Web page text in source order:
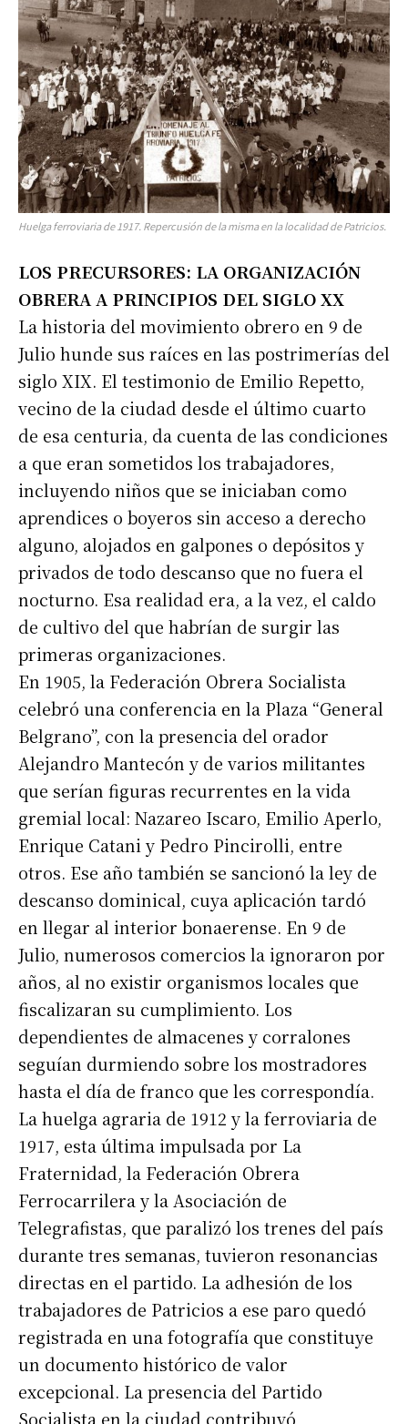
Huelga ferroviaria de 1917. Repercusión de la misma en la localidad de Patricios.
LOS PRECURSORES: LA ORGANIZACIÓN
OBRERA A PRINCIPIOS DEL SIGLO XX
La historia del movimiento obrero en 9 de
Julio hunde sus raíces en las postrimerías del
siglo XIX. El testimonio de Emilio Repetto,
vecino de la ciudad desde el último cuarto
de esa centuria, da cuenta de las condiciones
a que eran sometidos los trabajadores,
incluyendo niños que se iniciaban como
aprendices o boyeros sin acceso a derecho
alguno, alojados en galpones o depósitos y
privados de todo descanso que no fuera el
nocturno. Esa realidad era, a la vez, el caldo
de cultivo del que habrían de surgir las
primeras organizaciones.
En 1905, la Federación Obrera Socialista
celebró una conferencia en la Plaza “General
Belgrano”, con la presencia del orador
Alejandro Mantecón y de varios militantes
que serían figuras recurrentes en la vida
gremial local: Nazareo Iscaro, Emilio Aperlo,
Enrique Catani y Pedro Pincirolli, entre
otros. Ese año también se sancionó la ley de
descanso dominical, cuya aplicación tardó
en llegar al interior bonaerense. En 9 de
Julio, numerosos comercios la ignoraron por
años, al no existir organismos locales que
fiscalizaran su cumplimiento. Los
dependientes de almacenes y corralones
seguían durmiendo sobre los mostradores
hasta el día de franco que les correspondía.
La huelga agraria de 1912 y la ferroviaria de
1917, esta última impulsada por La
Fraternidad, la Federación Obrera
Ferrocarrilera y la Asociación de
Telegrafistas, que paralizó los trenes del país
durante tres semanas, tuvieron resonancias
directas en el partido. La adhesión de los
trabajadores de Patricios a ese paro quedó
registrada en una fotografía que constituye
un documento histórico de valor
excepcional. La presencia del Partido
Socialista en la ciudad contribuyó,